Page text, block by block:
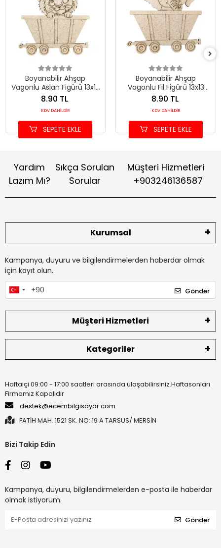
Boyanabilir Ahşap
Vagonlu Aslan Figürü 13x13
cm
8.90 TL
KDV DAHİLDİR
SEPETE EKLE
Boyanabilir Ahşap
Vagonlu Fil Figürü 13x13
cm
8.90 TL
KDV DAHİLDİR
SEPETE EKLE
Yardım
Lazım Mı?
Sıkça Sorulan
Sorular
Müşteri Hizmetleri
+903246136587
Kurumsal
Kampanya, duyuru ve bilgilendirmelerden haberdar olmak
için kayıt olun.
Gönder
Müşteri Hizmetleri
Kategoriler
Haftaiçi 09:00 - 17:00 saatleri arasında ulaşabilirsiniz.Haftasonları
Firmamız Kapalıdır
destek@ecembilgisayar.com
FATİH MAH. 1521 SK. NO: 19 A TARSUS/ MERSİN
Bizi Takip Edin
Kampanya, duyuru, bilgilendirmelerden e-posta ile haberdar
olmak istiyorum.
Gönder